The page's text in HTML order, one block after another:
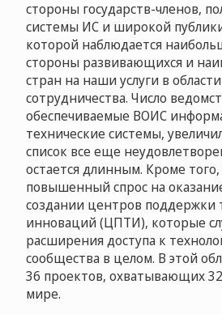
стороны государств-членов,
системы ИС и широкой
которой наблюдается
стороны развивающихся и
стран на наши услуги в
сотрудничества. Число
обеспечиваемые ВОИС
технические системы,
список все еще
остается длинным. Кроме
повышенный спрос на
создании центров поддержки
инноваций (ЦПТИ), которые
расширения доступа к
сообщества в целом. В этой
36 проектов, охватывающих
мире.